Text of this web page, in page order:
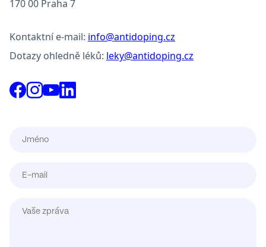
170 00 Praha 7
Kontaktní e-mail: info@antidoping.cz
Dotazy ohledně léků: leky@antidoping.cz